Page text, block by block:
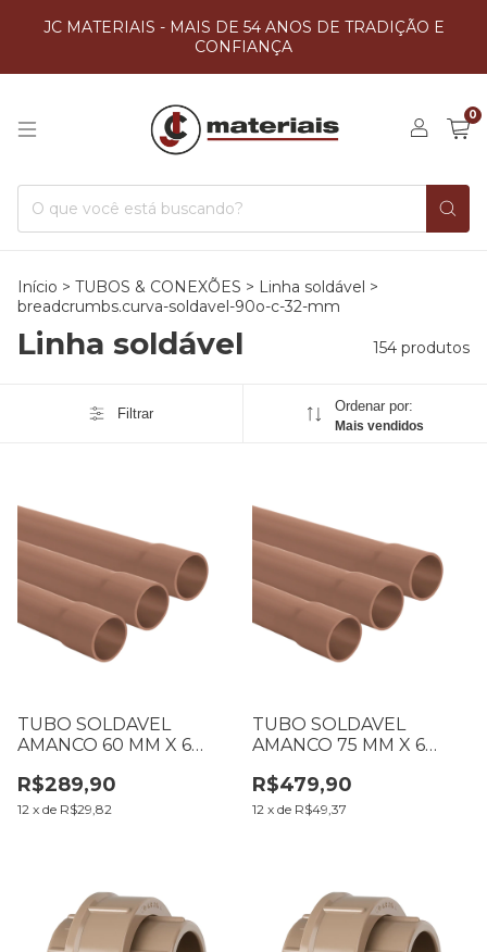
JC MATERIAIS - MAIS DE 54 ANOS DE TRADIÇÃO E
CONFIANÇA
0
Início > TUBOS & CONEXÕES > Linha soldável >
breadcrumbs.curva-soldavel-90o-c-32-mm
Linha soldável 154 produtos
Filtrar Ordenar por:
Mais vendidos
TUBO SOLDAVEL
AMANCO 60 MM X 6
R$289,90
12 x de R$29,82
TUBO SOLDAVEL
AMANCO 75 MM X 6
R$479,90
12 x de R$49,37